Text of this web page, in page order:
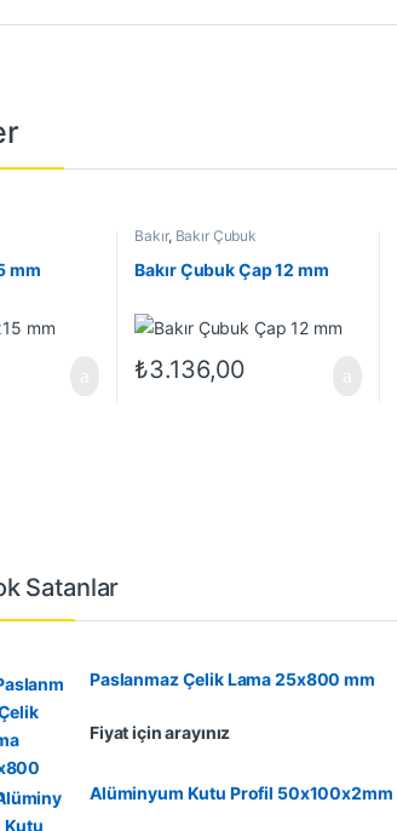
mm
Bakır, Bakır Çubuk
Bakır Çubuk Çap 12 mm
₺3.136,00
Satanlar
Paslanmaz Çelik Lama 25x800 mm
Fiyat için arayınız
Alüminyum Kutu Profil 50x100x2mm